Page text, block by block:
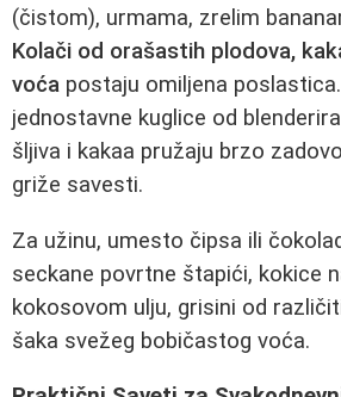
(čistom), urmama, zrelim
Kolači od orašastih plodova,
voća postaju omiljena
jednostavne kuglice od
šljiva i kakaa pružaju brzo
griže savesti.
Za užinu, umesto čipsa ili
seckane povrtne štapići, kokice
kokosovom ulju, grisini od
šaka svežeg bobičastog voća.